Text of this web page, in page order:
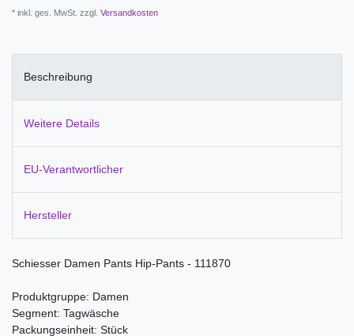
* inkl. ges. MwSt. zzgl. Versandkosten
Beschreibung
Weitere Details
EU-Verantwortlicher
Hersteller
Schiesser Damen Pants Hip-Pants - 111870
Produktgruppe: Damen
Segment: Tagwäsche
Packungseinheit: Stück